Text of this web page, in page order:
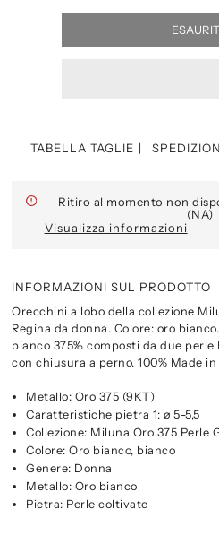
TABELLA TAGLIE
Ritiro al momento non
(NA)
Visualizza informazioni
INFORMAZIONI SUL PRODOTTO
Orecchini a lobo della collezione
Regina da donna. Colore: oro
bianco 375‰ composti da due perle
con chiusura a perno. 100% Made
Metallo: Oro 375 (9KT)
Caratteristiche pietra 1: ø 5-5,5
Collezione: Miluna Oro 375 Perle
Colore: Oro bianco, bianco
Genere: Donna
Metallo: Oro bianco
Pietra: Perle coltivate